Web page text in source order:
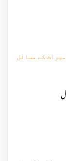
میراث کے مسائل